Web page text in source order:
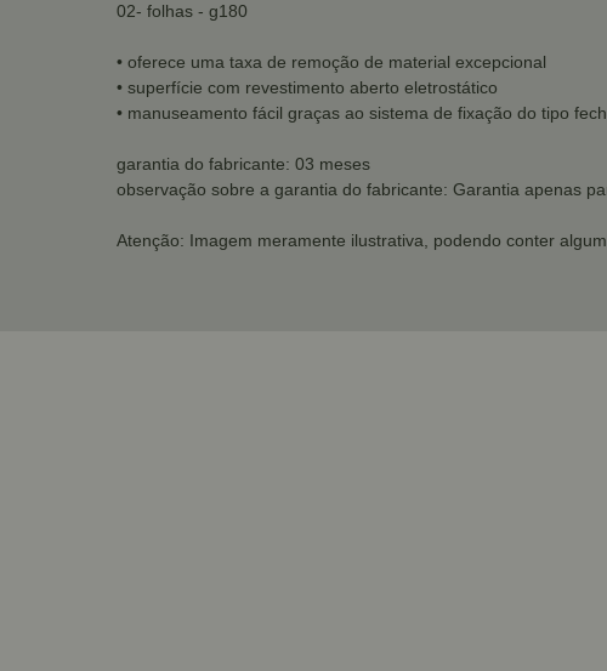
02- folhas - g180
• oferece uma taxa de remoção de material excepcional
• superfície com revestimento aberto eletrostático
• manuseamento fácil graças ao sistema de fixação do tipo
garantia do fabricante: 03 meses
observação sobre a garantia do fabricante: Garantia apenas
Atenção: Imagem meramente ilustrativa, podendo conter